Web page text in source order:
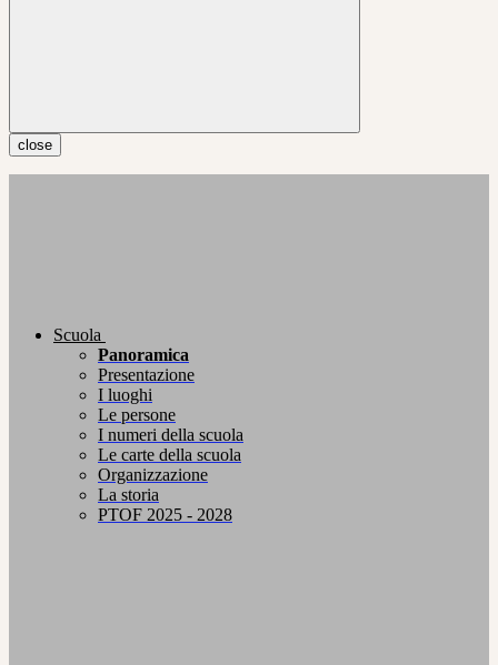
close
Scuola
Panoramica
Presentazione
I luoghi
Le persone
I numeri della scuola
Le carte della scuola
Organizzazione
La storia
PTOF 2025 - 2028